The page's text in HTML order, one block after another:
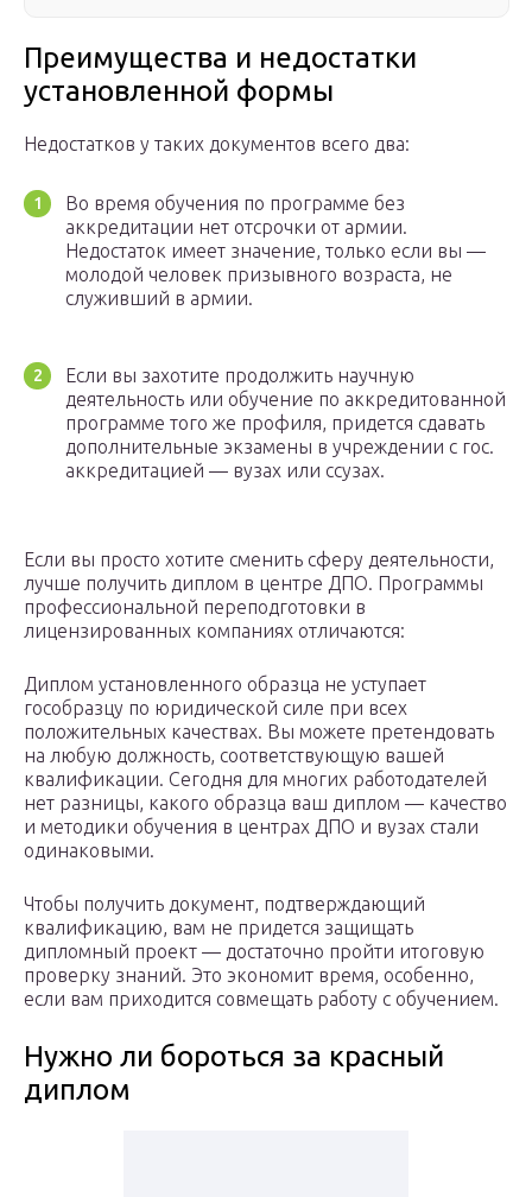
Преимущества и недостатки
установленной формы
Недостатков у таких документов всего два:
Во время обучения по программе без
аккредитации нет отсрочки от армии.
Недостаток имеет значение, только если вы —
молодой человек призывного возраста, не
служивший в армии.
Если вы захотите продолжить научную
деятельность или обучение по аккредитованной
программе того же профиля, придется сдавать
дополнительные экзамены в учреждении с гос.
аккредитацией — вузах или ссузах.
Если вы просто хотите сменить сферу деятельности,
лучше получить диплом в центре ДПО. Программы
профессиональной переподготовки в
лицензированных компаниях отличаются:
Диплом установленного образца не уступает
гособразцу по юридической силе при всех
положительных качествах. Вы можете претендовать
на любую должность, соответствующую вашей
квалификации. Сегодня для многих работодателей
нет разницы, какого образца ваш диплом — качество
и методики обучения в центрах ДПО и вузах стали
одинаковыми.
Чтобы получить документ, подтверждающий
квалификацию, вам не придется защищать
дипломный проект — достаточно пройти итоговую
проверку знаний. Это экономит время, особенно,
если вам приходится совмещать работу с обучением.
Нужно ли бороться за красный
диплом